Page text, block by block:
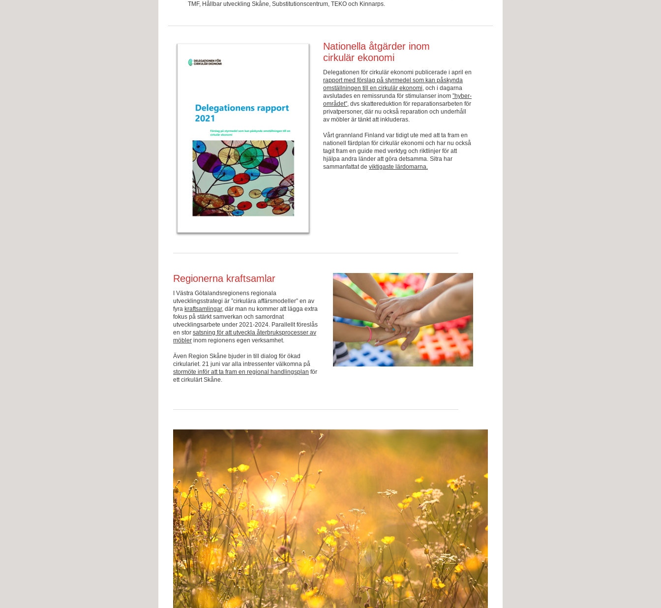
TMF, Hållbar utveckling Skåne, Substitutionscentrum, TEKO och Kinnarps.
Nationella åtgärder inom
cirkulär ekonomi
Delegationen för cirkulär ekonomi publicerade i april en
rapport med förslag på styrmedel som kan påskynda
omställningen till en cirkulär ekonomi, och i dagarna
avslutades en remissrunda för stimulanser inom ”hyber-
området”, dvs skattereduktion för reparationsarbeten för
privatpersoner, där nu också reparation och underhåll
av möbler är tänkt att inkluderas.
Vårt grannland Finland var tidigt ute med att ta fram en
nationell färdplan för cirkulär ekonomi och har nu också
tagit fram en guide med verktyg och riktlinjer för att
hjälpa andra länder att göra detsamma. Sitra har
sammanfattat de viktigaste lärdomarna.
Regionerna kraftsamlar
I Västra Götalandsregionens regionala
utvecklingsstrategi är ”cirkulära affärsmodeller” en av
fyra kraftsamlingar, där man nu kommer att lägga extra
fokus på stärkt samverkan och samordnat
utvecklingsarbete under 2021-2024. Parallellt föreslås
en stor satsning för att utveckla återbruksprocesser av
möbler inom regionens egen verksamhet.
Även Region Skåne bjuder in till dialog för ökad
cirkulariet. 21 juni var alla intressenter välkomna på
stormöte inför att ta fram en regional handlingsplan för
ett cirkulärt Skåne.